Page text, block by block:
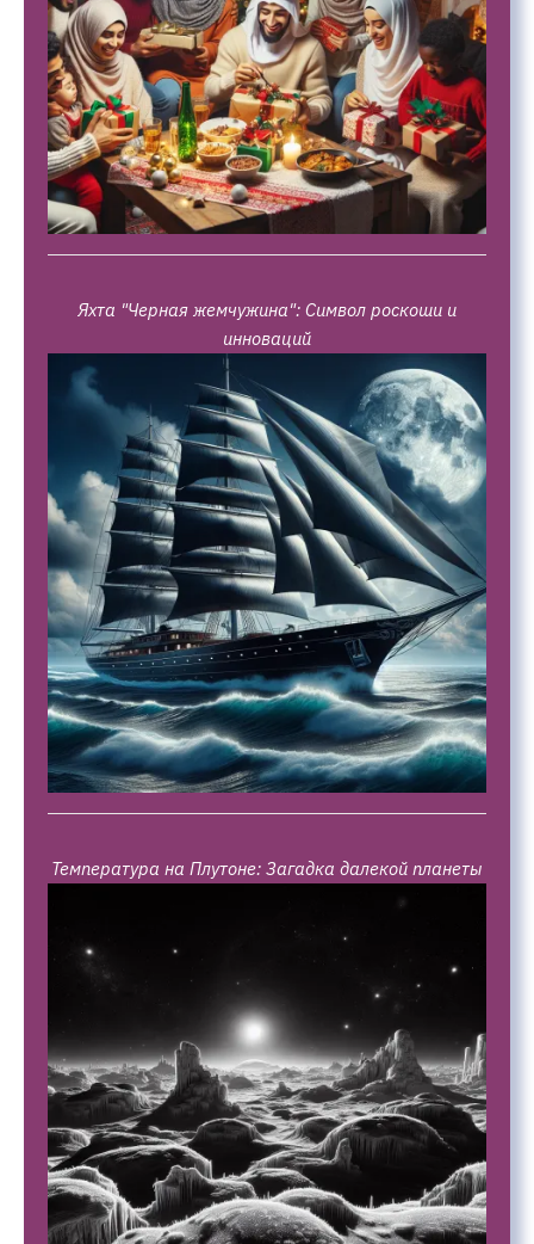
Яхта "Черная жемчужина": Символ роскоши и
инноваций
Температура на Плутоне: Загадка далекой планеты